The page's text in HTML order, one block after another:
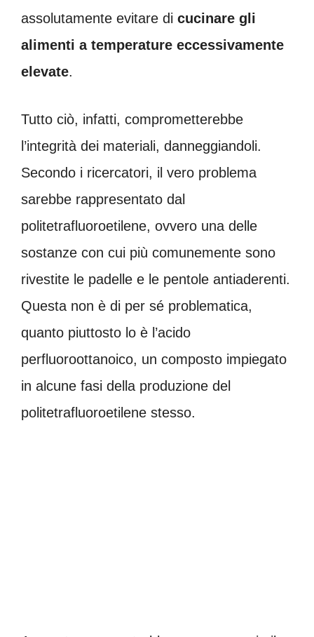
assolutamente evitare di cucinare gli
alimenti a temperature eccessivamente
elevate.
Tutto ciò, infatti, comprometterebbe
l’integrità dei materiali, danneggiandoli.
Secondo i ricercatori, il vero problema
sarebbe rappresentato dal
politetrafluoroetilene, ovvero una delle
sostanze con cui più comunemente sono
rivestite le padelle e le pentole antiaderenti.
Questa non è di per sé problematica,
quanto piuttosto lo è l’acido
perfluoroottanoico, un composto impiegato
in alcune fasi della produzione del
politetrafluoroetilene stesso.